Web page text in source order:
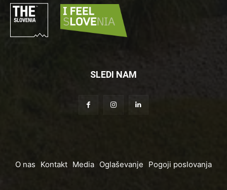
SLEDI NAM
O nas Kontakt Media Oglaševanje Pogoji poslovanja